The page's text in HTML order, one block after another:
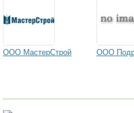
ООО МастерСтрой ООО